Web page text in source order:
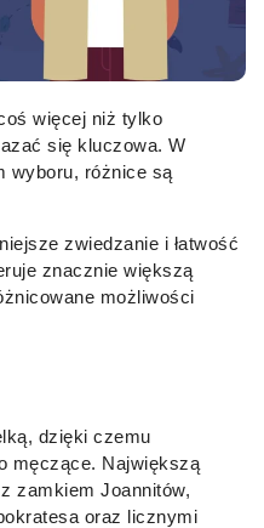
więcej niż tylko
się kluczowa. W
wyboru, różnice są
zwiedzanie i łatwość
znacznie większą
możliwości
dzięki czemu
męczące. Największą
zamkiem Joannitów,
oraz licznymi